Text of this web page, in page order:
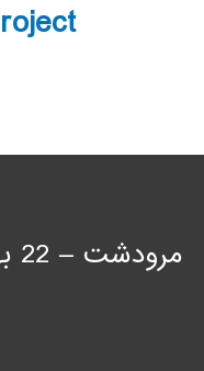
مرودشت – 22 بهمن شمالی